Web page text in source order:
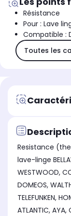
Résistance
Pour : Lave
Compatible :
Toutes les
Resistance
lave-linge
WESTWOOD,
DOMEOS,
TELEFUNKEN,
ATLANTIC, AYA,